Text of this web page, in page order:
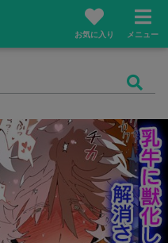
お気に入り メニュー